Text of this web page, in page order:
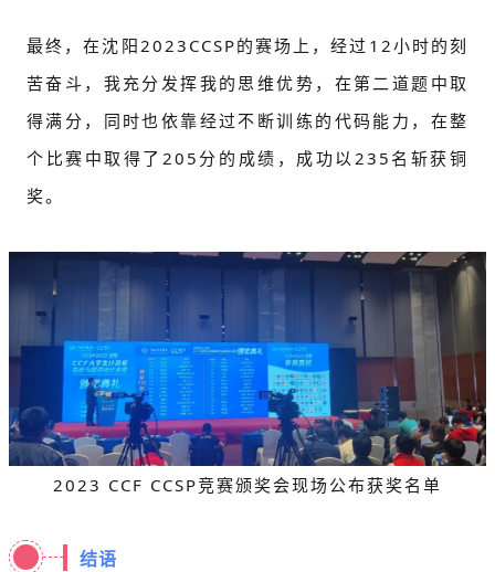
最终，在沈阳2023CCSP的赛场上，经过12小时的刻
苦奋斗，我充分发挥我的思维优势，在第二道题中取
得满分，同时也依靠经过不断训练的代码能力，在整
个比赛中取得了205分的成绩，成功以235名斩获铜
奖。
2023 CCF CCSP竞赛颁奖会现场公布获奖名单
结语